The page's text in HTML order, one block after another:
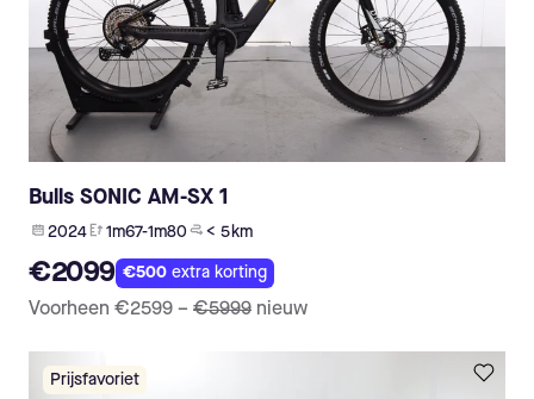
Bulls SONIC AM-SX 1
2024 1m67-1m80 < 5 km
€2099 €500extra korting
Voorheen €2599 – €5999 nieuw
Prijsfavoriet